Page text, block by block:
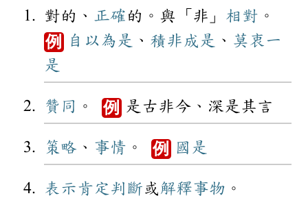
對的、 正確 的。與「非」 相對 。
例 自以為是 、 積非成是 、 莫衷一
是
贊同 。 例 是古非今、深是其言
策略 、 事情 。 例 國是
表示肯定 判斷或解釋事物 。